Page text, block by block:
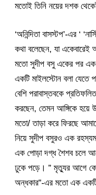
মতোই তিনি নয়ের দশক
‘অনিন্দিতা বাসস্টপ’-এর ‘
কথা বলেছেন, যা একেবারেই
মতো সুদীপ বসু একের পর এক
একটি মাইলস্টোন বলা যেতে
বেশি পরাবাস্তবকে
করছেন, তেমন আঙ্গিকে হয়ে
মতো/ তাড়া করে ফিরছে
নিয়ে সুদীপ বসুরও এক
এক পোড়া দগ্ধ শৈশব চলে
ঢুকে পড়ে। ” মৃত্যুর আগে কোনো
অন্ধকার”-এর মতো এক একটি